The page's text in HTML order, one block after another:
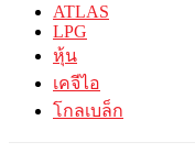
ATLAS
LPG
หุ้น
เคจีไอ
โกลเบล็ก